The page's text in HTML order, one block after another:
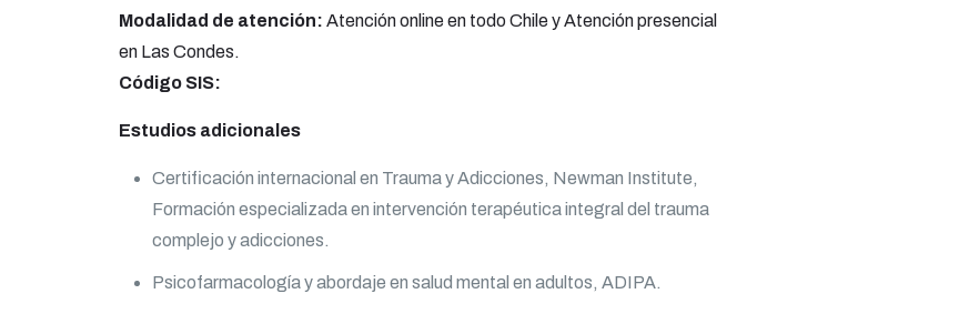
Modalidad de atención: Atención online en todo Chile y Atención presencial
en Las Condes.
Código SIS:
Estudios adicionales
Certificación internacional en Trauma y Adicciones, Newman Institute,
Formación especializada en intervención terapéutica integral del trauma
complejo y adicciones.
Psicofarmacología y abordaje en salud mental en adultos, ADIPA.